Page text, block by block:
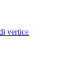
vertice